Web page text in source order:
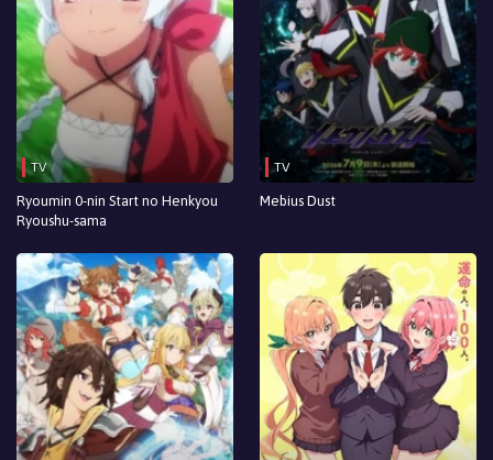
Episodio 5
Episodio 4
Episodio 3
Episodio 2
Episodio 1
TV
Ryoumin 0-nin Start no Henkyou
Ryoushu-sama
TV
Mebius Dust